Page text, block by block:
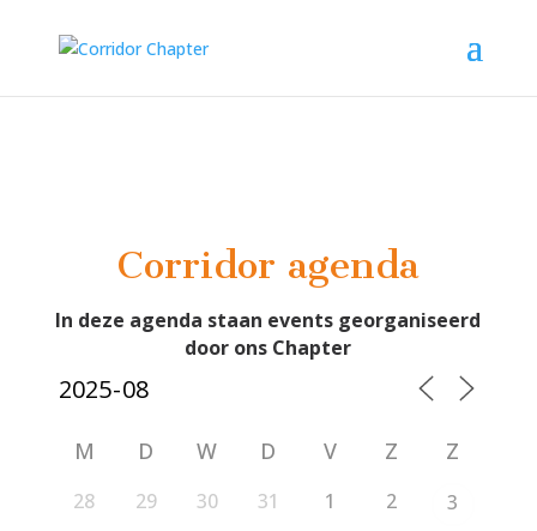
Corridor agenda
In deze agenda staan events georganiseerd
door ons Chapter
M D W D V Z Z
28 29 30 31 1 2 3